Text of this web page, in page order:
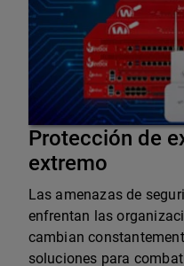
Protección de
extremo
Las amenazas de
enfrentan las
cambian
soluciones para